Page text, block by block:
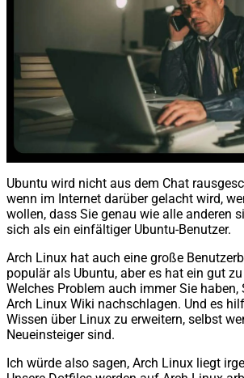
Ubuntu wird nicht aus dem Chat
wenn im Internet darüber gelacht wird,
wollen, dass Sie genau wie alle anderen
sich als ein einfältiger Ubuntu-Benutzer.
Arch Linux hat auch eine große
populär als Ubuntu, aber es hat ein gut
Welches Problem auch immer Sie haben,
Arch Linux Wiki nachschlagen. Und es
Wissen über Linux zu erweitern, selbst
Neueinsteiger sind.
Ich würde also sagen, Arch Linux liegt